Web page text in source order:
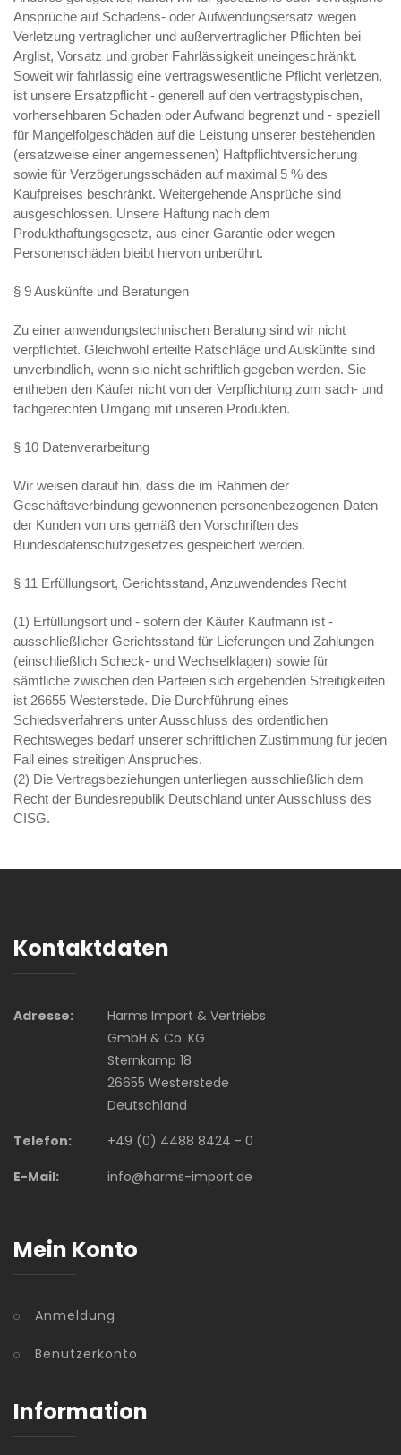
Ansprüche auf Schadens- oder Aufwendungsersatz wegen
Verletzung vertraglicher und außervertraglicher Pflichten bei
Arglist, Vorsatz und grober Fahrlässigkeit uneingeschränkt.
Soweit wir fahrlässig eine vertragswesentliche Pflicht verletzen,
ist unsere Ersatzpflicht - generell auf den vertragstypischen,
vorhersehbaren Schaden oder Aufwand begrenzt und - speziell
für Mangelfolgeschäden auf die Leistung unserer bestehenden
(ersatzweise einer angemessenen) Haftpflichtversicherung
sowie für Verzögerungsschäden auf maximal 5 % des
Kaufpreises beschränkt. Weitergehende Ansprüche sind
ausgeschlossen. Unsere Haftung nach dem
Produkthaftungsgesetz, aus einer Garantie oder wegen
Personenschäden bleibt hiervon unberührt.
§ 9 Auskünfte und Beratungen
Zu einer anwendungstechnischen Beratung sind wir nicht
verpflichtet. Gleichwohl erteilte Ratschläge und Auskünfte sind
unverbindlich, wenn sie nicht schriftlich gegeben werden. Sie
entheben den Käufer nicht von der Verpflichtung zum sach- und
fachgerechten Umgang mit unseren Produkten.
§ 10 Datenverarbeitung
Wir weisen darauf hin, dass die im Rahmen der
Geschäftsverbindung gewonnenen personenbezogenen Daten
der Kunden von uns gemäß den Vorschriften des
Bundesdatenschutzgesetzes gespeichert werden.
§ 11 Erfüllungsort, Gerichtsstand, Anzuwendendes Recht
(1) Erfüllungsort und - sofern der Käufer Kaufmann ist -
ausschließlicher Gerichtsstand für Lieferungen und Zahlungen
(einschließlich Scheck- und Wechselklagen) sowie für
sämtliche zwischen den Parteien sich ergebenden Streitigkeiten
ist 26655 Westerstede. Die Durchführung eines
Schiedsverfahrens unter Ausschluss des ordentlichen
Rechtsweges bedarf unserer schriftlichen Zustimmung für jeden
Fall eines streitigen Anspruches.
(2) Die Vertragsbeziehungen unterliegen ausschließlich dem
Recht der Bundesrepublik Deutschland unter Ausschluss des
CISG.
Kontaktdaten
Adresse:
Harms Import & Vertriebs
GmbH & Co. KG
Sternkamp 18
26655 Westerstede
Deutschland
Telefon:
+49 (0) 4488 8424 - 0
E-Mail:
info@harms-import.de
Mein Konto
Anmeldung
Benutzerkonto
Information